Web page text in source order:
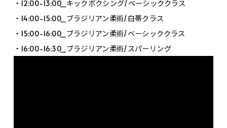
・12:00-13:00_キックボクシング/ベーシッククラス
・14:00-15:00_ブラジリアン柔術/白帯クラス
・15:00-16:00_ブラジリアン柔術/ベーシッククラス
・16:00-16:30_ブラジリアン柔術/スパーリング